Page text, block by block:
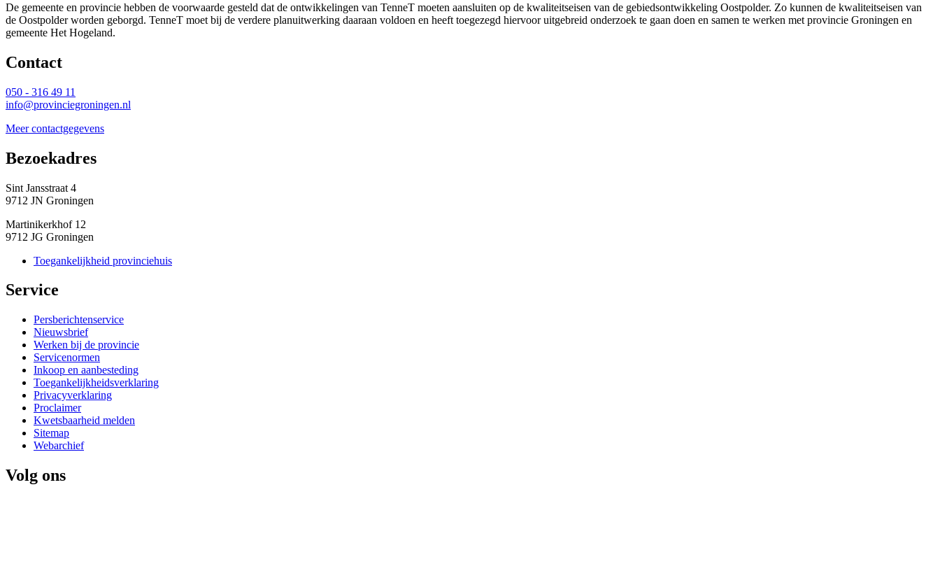
De gemeente en provincie hebben de voorwaarde gesteld dat de ontwikkelingen van TenneT moeten aansluiten op de kwaliteitseisen van de gebiedsontwikkeling Oostpolder. Zo kunnen de kwaliteitseisen van
de Oostpolder worden geborgd. TenneT moet bij de verdere planuitwerking daaraan voldoen en heeft toegezegd hiervoor uitgebreid onderzoek te gaan doen en samen te werken met provincie Groningen en
gemeente Het Hogeland.
Contact
050 - 316 49 11
info@provinciegroningen.nl
Meer contactgegevens
Bezoekadres
Sint Jansstraat 4
9712 JN Groningen
Martinikerkhof 12
9712 JG Groningen
Toegankelijkheid provinciehuis
Service
Persberichtenservice
Nieuwsbrief
Werken bij de provincie
Servicenormen
Inkoop en aanbesteding
Toegankelijkheidsverklaring
Privacyverklaring
Proclaimer
Kwetsbaarheid melden
Sitemap
Webarchief
Volg ons